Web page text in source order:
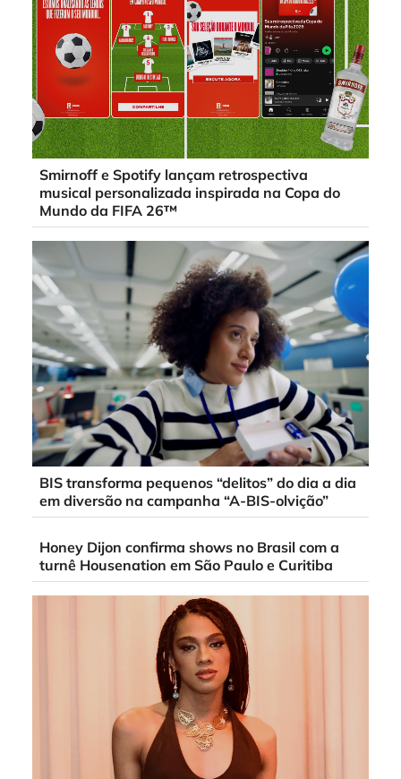
Smirnoff e Spotify lançam retrospectiva
musical personalizada inspirada na Copa do
Mundo da FIFA 26™
BIS transforma pequenos “delitos” do dia a dia
em diversão na campanha “A-BIS-olvição”
Honey Dijon confirma shows no Brasil com a
turnê Housenation em São Paulo e Curitiba